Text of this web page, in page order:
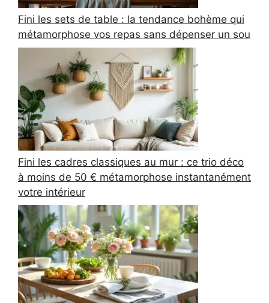
Fini les sets de table : la tendance bohème qui
métamorphose vos repas sans dépenser un sou
Fini les cadres classiques au mur : ce trio déco
à moins de 50 € métamorphose instantanément
votre intérieur